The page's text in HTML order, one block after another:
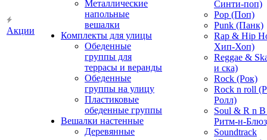
Акции
Металлические
напольные
вешалки
Комплекты для улицы
Обеденные
группы для
террасы и веранды
Обеденные
группы на улицу
Пластиковые
обеденные группы
Вешалки настенные
Деревянные
Синти-поп)
Pop (Поп)
Punk (Панк)
Rap & Hip
Хип-Хоп)
Reggae &
и ска)
Rock (Рок)
Rock n roll
Ролл)
Soul & R n
Ритм-н-
Soundtrack